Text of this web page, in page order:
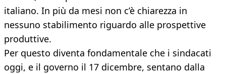
italiano. In più da mesi non c’è chiarezza in
nessuno stabilimento riguardo alle prospettive
produttive.
Per questo diventa fondamentale che i sindacati
oggi, e il governo il 17 dicembre, sentano dalla